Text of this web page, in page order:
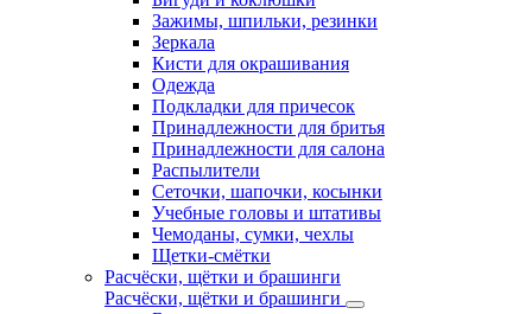
Зажимы, шпильки, резинки
Зеркала
Кисти для окрашивания
Одежда
Подкладки для причесок
Принадлежности для бритья
Принадлежности для салона
Распылители
Сеточки, шапочки, косынки
Учебные головы и штативы
Чемоданы, сумки, чехлы
Щетки-смётки
Расчёски, щётки и брашинги
Расчёски, щётки и брашинги